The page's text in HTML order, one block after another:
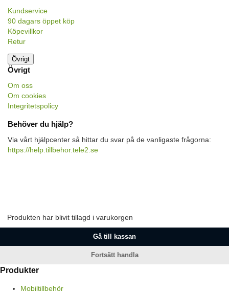
Kundservice
90 dagars öppet köp
Köpevillkor
Retur
Övrigt
Övrigt
Om oss
Om cookies
Integritetspolicy
Behöver du hjälp?
Via vårt hjälpcenter så hittar du svar på de vanligaste frågorna:
https://help.tillbehor.tele2.se
Produkten har blivit tillagd i varukorgen
Gå till kassan
Fortsätt handla
Produkter
Mobiltillbehör